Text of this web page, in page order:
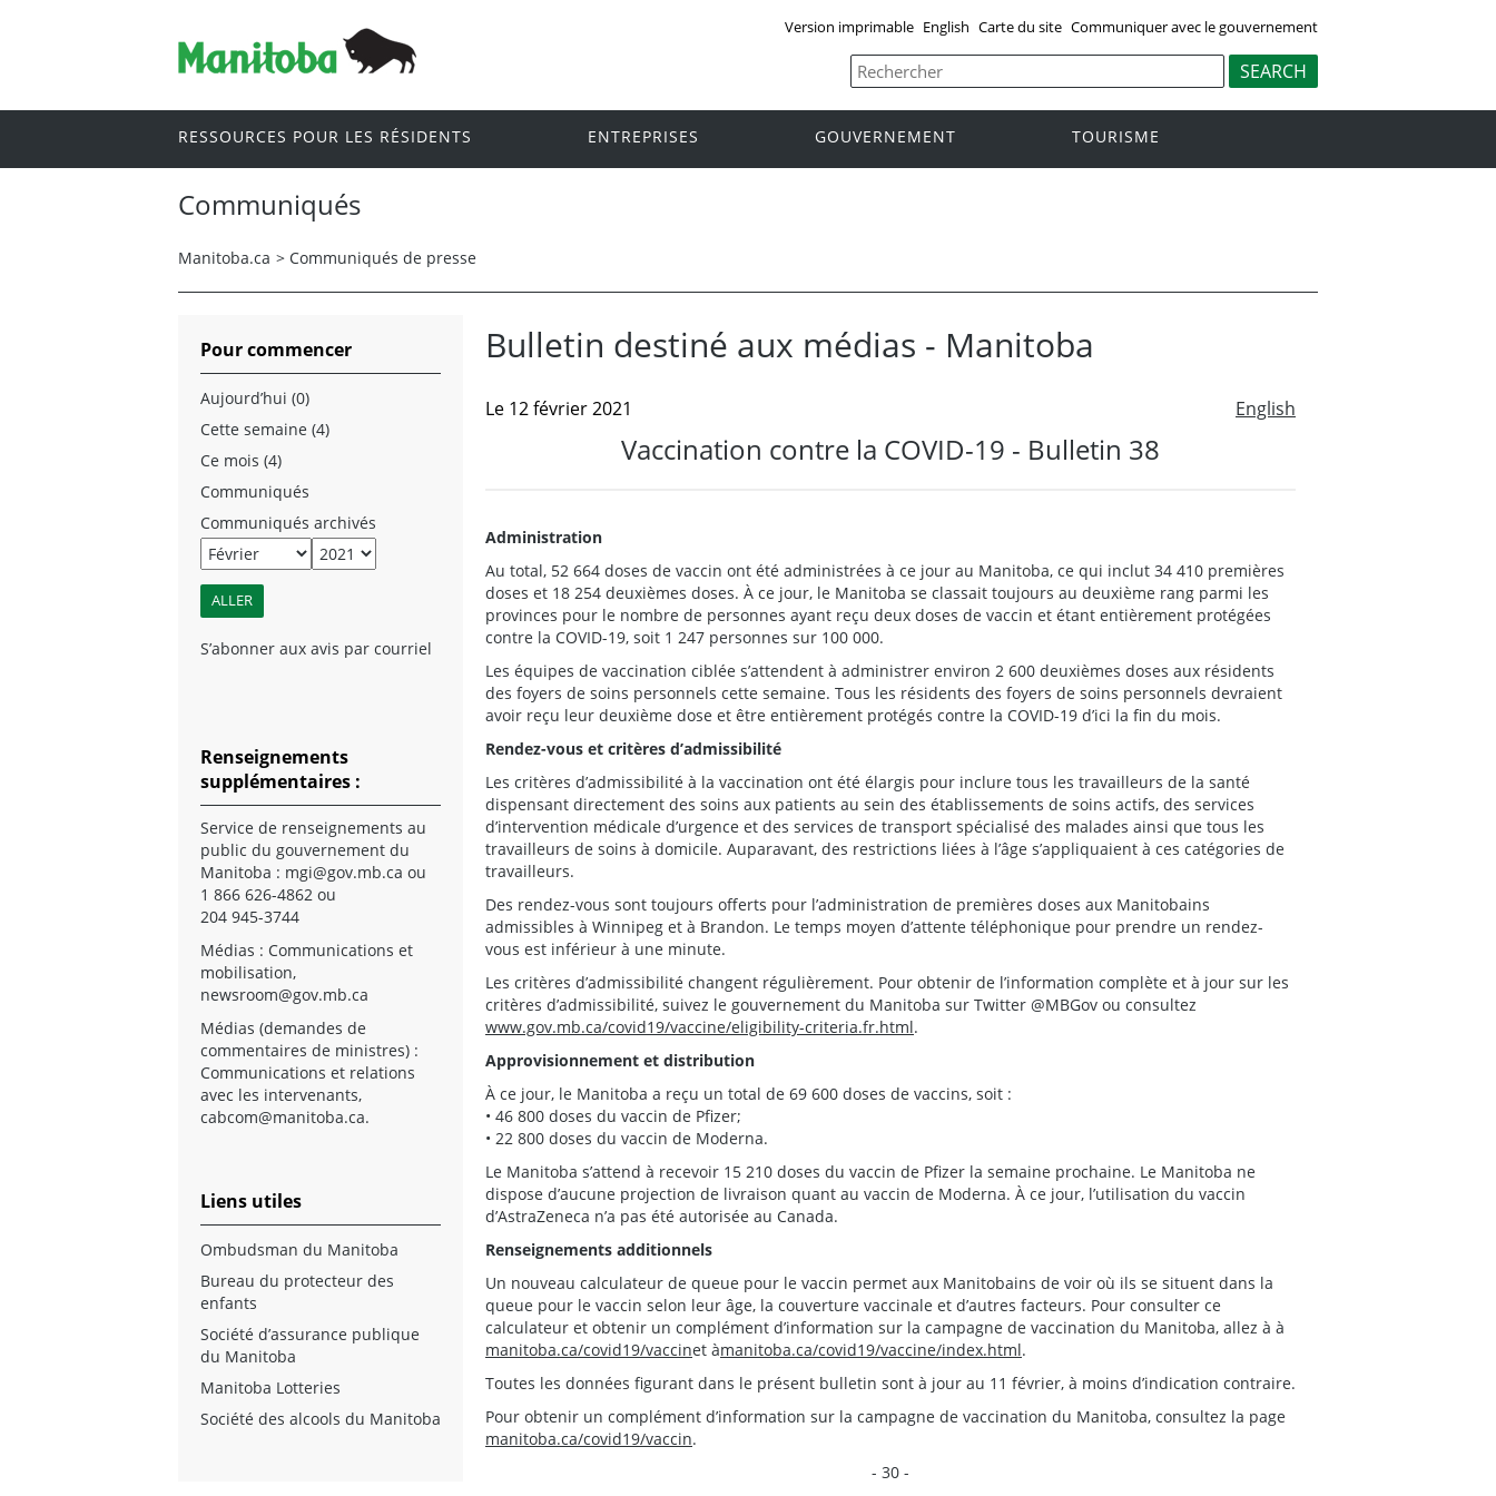
Version imprimable English Carte du site Communiquer avec le gouvernement
RESSOURCES POUR LES RÉSIDENTS ENTREPRISES GOUVERNEMENT TOURISME
Communiqués
Manitoba.ca > Communiqués de presse
Bulletin destiné aux médias - Manitoba
English
Le 12 février 2021
Vaccination contre la COVID-19 - Bulletin 38
Administration
Au total, 52 664 doses de vaccin ont été administrées à ce jour au Manitoba, ce qui inclut 34 410 premières
doses et 18 254 deuxièmes doses. À ce jour, le Manitoba se classait toujours au deuxième rang parmi les
provinces pour le nombre de personnes ayant reçu deux doses de vaccin et étant entièrement protégées
contre la COVID-19, soit 1 247 personnes sur 100 000.
Les équipes de vaccination ciblée s’attendent à administrer environ 2 600 deuxièmes doses aux résidents
des foyers de soins personnels cette semaine. Tous les résidents des foyers de soins personnels devraient
avoir reçu leur deuxième dose et être entièrement protégés contre la COVID-19 d’ici la fin du mois.
Rendez-vous et critères d’admissibilité
Les critères d’admissibilité à la vaccination ont été élargis pour inclure tous les travailleurs de la santé
dispensant directement des soins aux patients au sein des établissements de soins actifs, des services
d’intervention médicale d’urgence et des services de transport spécialisé des malades ainsi que tous les
travailleurs de soins à domicile. Auparavant, des restrictions liées à l’âge s’appliquaient à ces catégories de
travailleurs.
Des rendez-vous sont toujours offerts pour l’administration de premières doses aux Manitobains
admissibles à Winnipeg et à Brandon. Le temps moyen d’attente téléphonique pour prendre un rendez-
vous est inférieur à une minute.
Les critères d’admissibilité changent régulièrement. Pour obtenir de l’information complète et à jour sur les
critères d’admissibilité, suivez le gouvernement du Manitoba sur Twitter @MBGov ou consultez
www.gov.mb.ca/covid19/vaccine/eligibility-criteria.fr.html.
Approvisionnement et distribution
À ce jour, le Manitoba a reçu un total de 69 600 doses de vaccins, soit :
• 46 800 doses du vaccin de Pfizer;
• 22 800 doses du vaccin de Moderna.
Le Manitoba s’attend à recevoir 15 210 doses du vaccin de Pfizer la semaine prochaine. Le Manitoba ne
dispose d’aucune projection de livraison quant au vaccin de Moderna. À ce jour, l’utilisation du vaccin
d’AstraZeneca n’a pas été autorisée au Canada.
Renseignements additionnels
Un nouveau calculateur de queue pour le vaccin permet aux Manitobains de voir où ils se situent dans la
queue pour le vaccin selon leur âge, la couverture vaccinale et d’autres facteurs. Pour consulter ce
calculateur et obtenir un complément d’information sur la campagne de vaccination du Manitoba, allez à à
manitoba.ca/covid19/vaccinet àmanitoba.ca/covid19/vaccine/index.html.
Toutes les données figurant dans le présent bulletin sont à jour au 11 février, à moins d’indication contraire.
Pour obtenir un complément d’information sur la campagne de vaccination du Manitoba, consultez la page
manitoba.ca/covid19/vaccin.
- 30 -
Pour commencer
Aujourd’hui (0)
Cette semaine (4)
Ce mois (4)
Communiqués
Communiqués archivés
S’abonner aux avis par courriel
Renseignements
supplémentaires :
Service de renseignements au
public du gouvernement du
Manitoba : mgi@gov.mb.ca ou
1 866 626-4862 ou
204 945-3744
Médias : Communications et
mobilisation,
newsroom@gov.mb.ca
Médias (demandes de
commentaires de ministres) :
Communications et relations
avec les intervenants,
cabcom@manitoba.ca.
Liens utiles
Ombudsman du Manitoba
Bureau du protecteur des
enfants
Société d’assurance publique
du Manitoba
Manitoba Lotteries
Société des alcools du Manitoba